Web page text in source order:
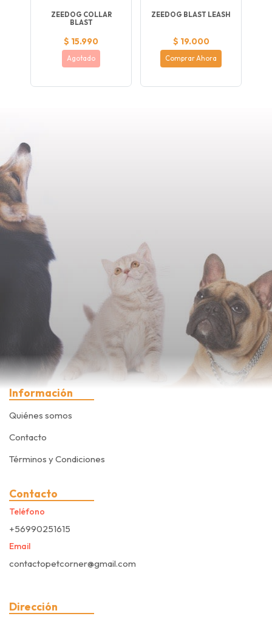
ZEEDOG COLLAR
BLAST
$ 15.990
Agotado
ZEEDOG BLAST LEASH
$ 19.000
Comprar Ahora
Información
Quiénes somos
Contacto
Términos y Condiciones
Contacto
Teléfono
+56990251615
Email
contactopetcorner@gmail.com
Dirección